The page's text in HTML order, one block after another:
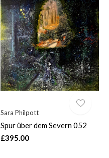
Sara Philpott
Spur über dem Severn 052
£395.00